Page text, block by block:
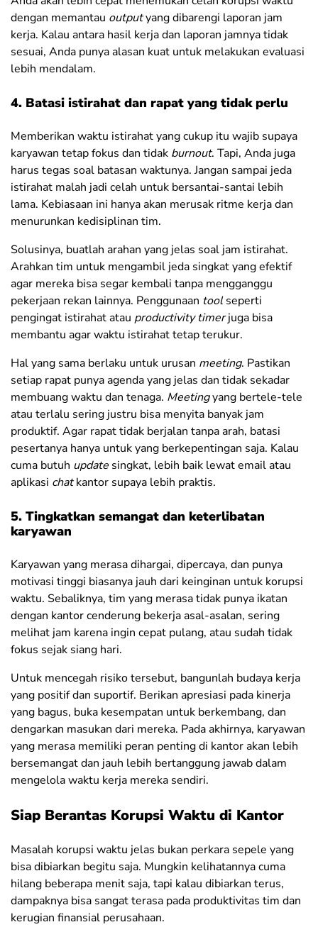
dengan memantau outputyang dibarengi laporan jam
kerja. Kalau antara hasil kerja dan laporan jamnya tidak
sesuai, Anda punya alasan kuat untuk melakukan evaluasi
lebih mendalam.
4. Batasi istirahat dan rapat yang tidak perlu
Memberikan waktu istirahat yang cukup itu wajib supaya
karyawan tetap fokus dan tidak burnout. Tapi, Anda juga
harus tegas soal batasan waktunya. Jangan sampai jeda
istirahat malah jadi celah untuk bersantai-santai lebih
lama. Kebiasaan ini hanya akan merusak ritme kerja dan
menurunkan kedisiplinan tim.
Solusinya, buatlah arahan yang jelas soal jam istirahat.
Arahkan tim untuk mengambil jeda singkat yang efektif
agar mereka bisa segar kembali tanpa mengganggu
pekerjaan rekan lainnya. Penggunaan toolseperti
pengingat istirahat atau productivity timerjuga bisa
membantu agar waktu istirahat tetap terukur.
Hal yang sama berlaku untuk urusan meeting. Pastikan
setiap rapat punya agenda yang jelas dan tidak sekadar
membuang waktu dan tenaga. Meetingyang bertele-tele
atau terlalu sering justru bisa menyita banyak jam
produktif. Agar rapat tidak berjalan tanpa arah, batasi
pesertanya hanya untuk yang berkepentingan saja. Kalau
cuma butuh update singkat, lebih baik lewat email atau
aplikasi chatkantor supaya lebih praktis.
5. Tingkatkan semangat dan keterlibatan
karyawan
Karyawan yang merasa dihargai, dipercaya, dan punya
motivasi tinggi biasanya jauh dari keinginan untuk korupsi
waktu. Sebaliknya, tim yang merasa tidak punya ikatan
dengan kantor cenderung bekerja asal-asalan, sering
melihat jam karena ingin cepat pulang, atau sudah tidak
fokus sejak siang hari.
Untuk mencegah risiko tersebut, bangunlah budaya kerja
yang positif dan suportif. Berikan apresiasi pada kinerja
yang bagus, buka kesempatan untuk berkembang, dan
dengarkan masukan dari mereka. Pada akhirnya, karyawan
yang merasa memiliki peran penting di kantor akan lebih
bersemangat dan jauh lebih bertanggung jawab dalam
mengelola waktu kerja mereka sendiri.
Siap Berantas Korupsi Waktu di Kantor
Masalah korupsi waktu jelas bukan perkara sepele yang
bisa dibiarkan begitu saja. Mungkin kelihatannya cuma
hilang beberapa menit saja, tapi kalau dibiarkan terus,
dampaknya bisa sangat terasa pada produktivitas tim dan
kerugian finansial perusahaan.